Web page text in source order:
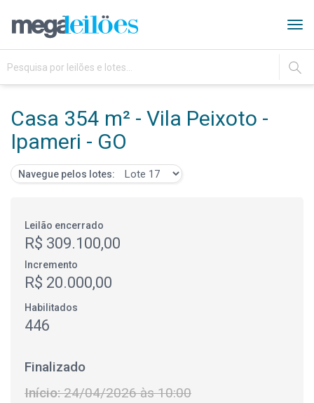
IR
Casa 354 m² - Vila Peixoto -
Ipameri - GO
Navegue pelos lotes:
Leilão encerrado
R$ 309.100,00
Incremento
R$ 20.000,00
Habilitados
446
Finalizado
Início:24/04/2026 às 10:00